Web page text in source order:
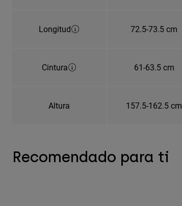
Longitud 72.5-73.5 cm
Cintura 61-63.5 cm
Altura 157.5-162.5 cm
Recomendado para ti